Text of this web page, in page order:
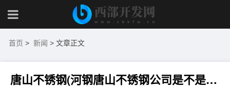
首页 > 新闻 > 文章正文
唐山不锈钢(河钢唐山不锈钢公司是不是属于河钢股份)